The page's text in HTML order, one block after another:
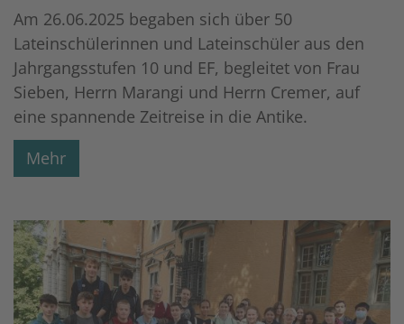
Am 26.06.2025 begaben sich über 50
Lateinschülerinnen und Lateinschüler aus den
Jahrgangsstufen 10 und EF, begleitet von Frau
Sieben, Herrn Marangi und Herrn Cremer, auf
eine spannende Zeitreise in die Antike.
Mehr